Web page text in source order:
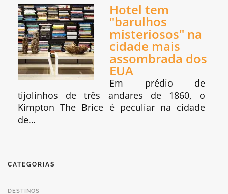
Hotel tem
"barulhos
misteriosos" na
cidade mais
assombrada dos
EUA
Em prédio de
tijolinhos de três andares de 1860, o
Kimpton The Brice é peculiar na cidade
de…
CATEGORIAS
DESTINOS